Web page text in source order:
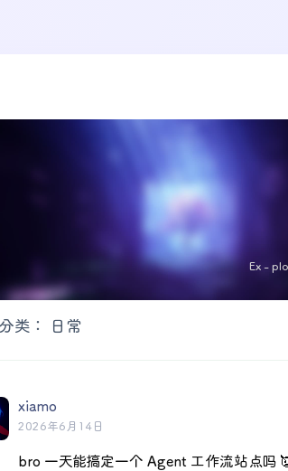
Ex -
类： 日常
xiamo
2026年6月14日
bro 一天能搞定一个 Agent 工作流站点吗